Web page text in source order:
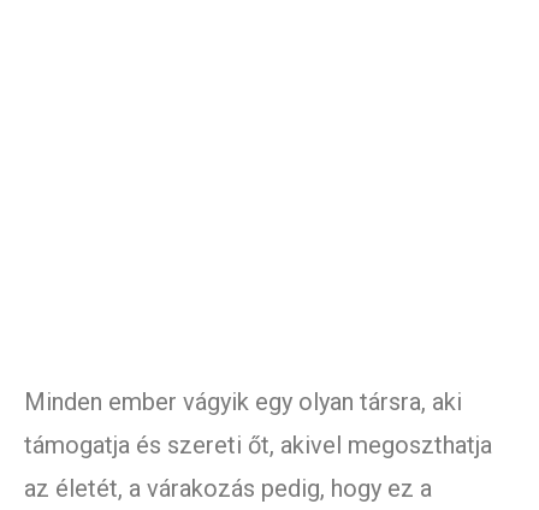
Minden ember vágyik egy olyan társra, aki
támogatja és szereti őt, akivel megoszthatja
az életét, a várakozás pedig, hogy ez a